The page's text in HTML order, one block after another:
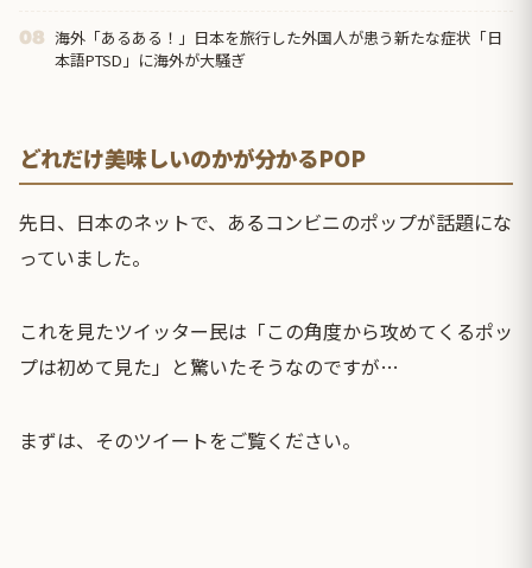
08 海外「あるある！」日本を旅行した外国人が患う新たな症状「日
本語PTSD」に海外が大騒ぎ
どれだけ美味しいのかが分かるPOP
先日、日本のネットで、あるコンビニのポップが話題にな
っていました。
これを見たツイッター民は「この角度から攻めてくるポッ
プは初めて見た」と驚いたそうなのですが…
まずは、そのツイートをご覧ください。